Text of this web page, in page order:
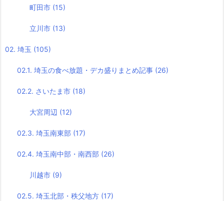
町田市 (15)
立川市 (13)
02. 埼玉 (105)
02.1. 埼玉の食べ放題・デカ盛りまとめ記事 (26)
02.2. さいたま市 (18)
大宮周辺 (12)
02.3. 埼玉南東部 (17)
02.4. 埼玉南中部・南西部 (26)
川越市 (9)
02.5. 埼玉北部・秩父地方 (17)